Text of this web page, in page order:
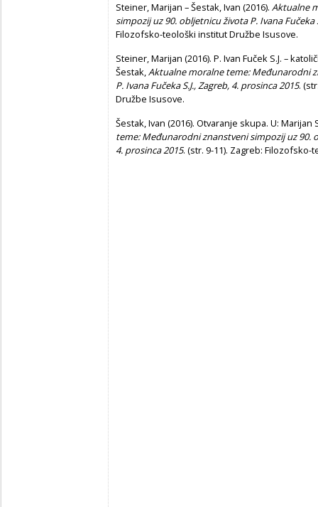
Steiner, Marijan – Šestak, Ivan (2016). Aktualne
simpozij uz 90. obljetnicu života P. Ivana Fučeka
Filozofsko-teološki institut Družbe Isusove.
Steiner, Marijan (2016). P. Ivan Fuček S.J. –
Šestak,Aktualne moralne teme: Međunarodni
P. Ivana Fučeka S.J., Zagreb, 4. prosinca 2015.
Družbe Isusove.
Šestak, Ivan (2016). Otvaranje skupa. U:
teme: Međunarodni znanstveni simpozij uz 90.
4. prosinca 2015. (str. 9-11). Zagreb: